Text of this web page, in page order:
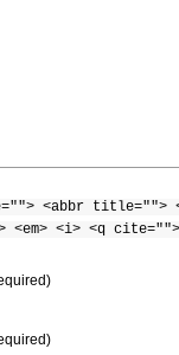
<abbr title="">
<em> <i> <q